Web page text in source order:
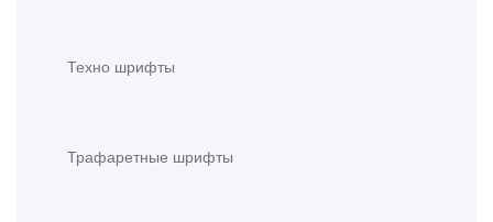
Техно шрифты
Трафаретные шрифты